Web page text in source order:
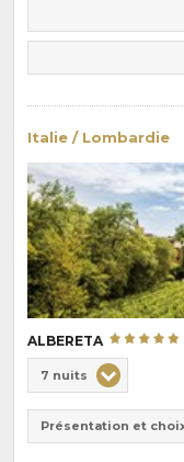
Italie / Lombardie
ALBERETA
de
pension
Durée
7 nuits
Présentation et